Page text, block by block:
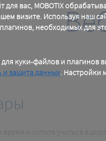
вас, MOBOTIX
визите. Используя наш
необходимых для
куки-файлов и плагинов
и защита данных. Настройки
и хотите учиться в